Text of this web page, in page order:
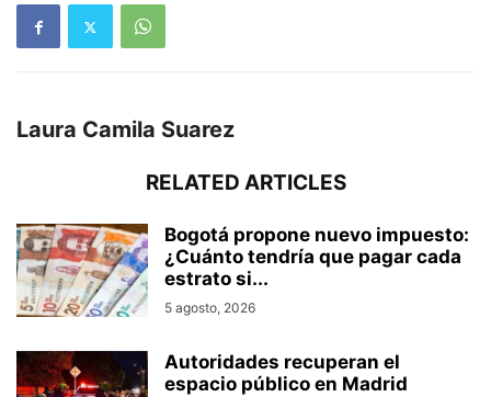
Laura Camila Suarez
RELATED ARTICLES
Bogotá propone nuevo impuesto:
¿Cuánto tendría que pagar cada
estrato si...
5 agosto, 2026
Autoridades recuperan el
espacio público en Madrid